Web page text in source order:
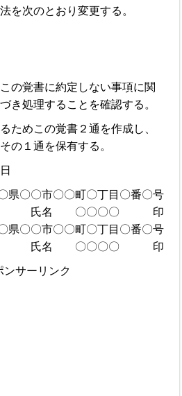
を次のとおり変更する。
の覚書に約定しない事項に関
き処理することを確認する。
ためこの覚書２通を作成し、
の１通を保有する。
〇〇市〇〇町〇丁目〇番〇号
氏名 〇〇〇〇 印
〇〇市〇〇町〇丁目〇番〇号
氏名 〇〇〇〇 印
ンサーリンク